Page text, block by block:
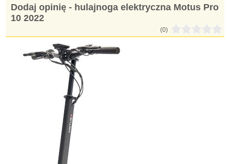
Dodaj opinię - hulajnoga elektryczna Motus Pro
10 2022
(0)